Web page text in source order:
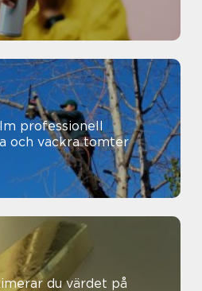
och vackra tomter